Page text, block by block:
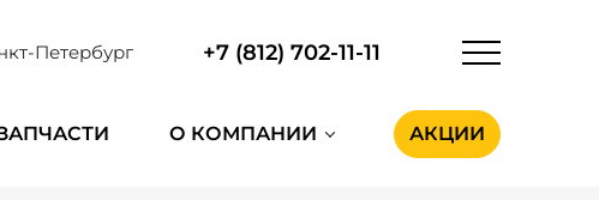
Петербург +7 (812) 702-11-11
О КОМПАНИИ АКЦИИ